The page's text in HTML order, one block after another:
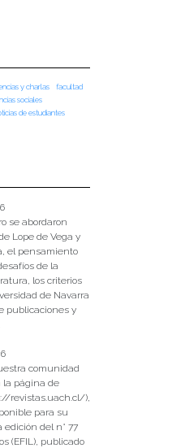
y charlas
facultad
sociales
de estudiantes
se abordaron
Lope de Vega y
el pensamiento
de la
los criterios
de Navarra
publicaciones y
comunidad
página de
revistas.uach.cl/),
para su
edición del n° 77
(EFIL), publicado